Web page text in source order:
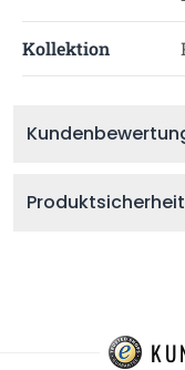
Kollektion
Produktsicherheit